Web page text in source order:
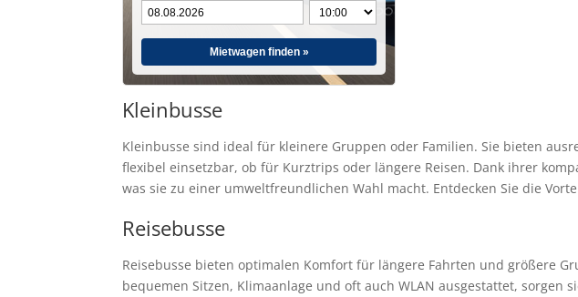
Mietwagen finden »
Kleinbusse
Kleinbusse sind ideal für kleinere Gruppen oder Familien. Sie bieten
flexibel einsetzbar, ob für Kurztrips oder längere Reisen. Dank ihrer
was sie zu einer umweltfreundlichen Wahl macht. Entdecken Sie die
Reisebusse
Reisebusse bieten optimalen Komfort für längere Fahrten und größere
bequemen Sitzen, Klimaanlage und oft auch WLAN ausgestattet, sorgen